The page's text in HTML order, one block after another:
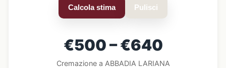
Calcola stima Pulisci
€500 – €640
Cremazione a ABBADIA LARIANA